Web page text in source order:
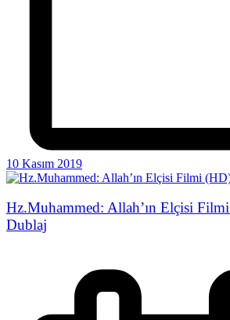
10 Kasım 2019
Hz.Muhammed: Allah’ın Elçisi
Dublaj